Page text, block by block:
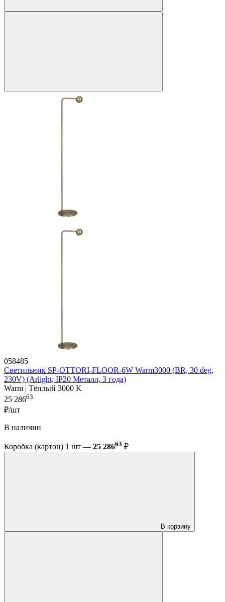
058485
Светильник SP-OTTORI-FLOOR-6W Warm3000 (BR, 30 deg,
230V) (Arlight, IP20 Металл, 3 года)
Warm | Тёплый 3000 K
25 28663
₽/шт
В наличии
Коробка (картон) 1 шт — 25 28663 ₽
В корзину